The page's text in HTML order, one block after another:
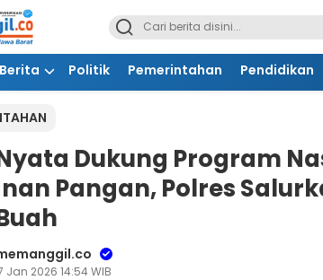
Berita Politik Pemerintahan Pendidikan
Dukung Program
Pangan, Polres
Jan 2026 14:54 WIB